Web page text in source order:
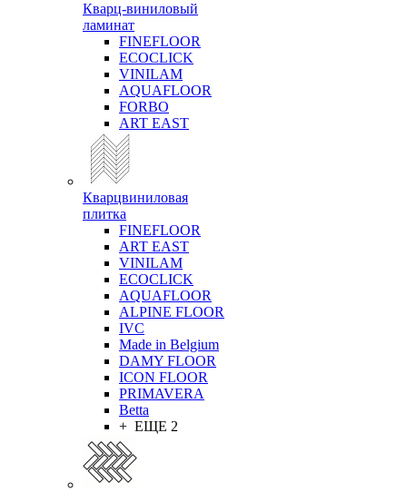
Кварц-виниловый
ламинат
FINEFLOOR
ECOCLICK
VINILAM
AQUAFLOOR
FORBO
ART EAST
Кварцвиниловая
плитка
FINEFLOOR
ART EAST
VINILAM
ECOCLICK
AQUAFLOOR
ALPINE FLOOR
IVC
Made in Belgium
DAMY FLOOR
ICON FLOOR
PRIMAVERA
Betta
+ ЕЩЕ 2